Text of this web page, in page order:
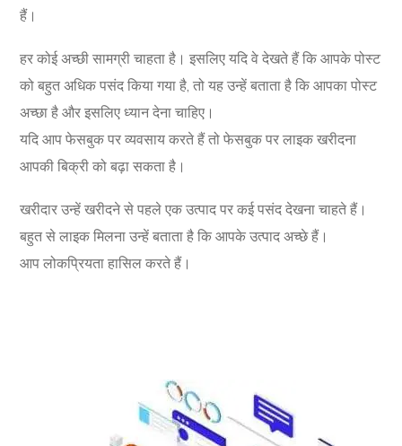
हैं।
हर कोई अच्छी सामग्री चाहता है। इसलिए यदि वे देखते हैं कि आपके पोस्ट
को बहुत अधिक पसंद किया गया है, तो यह उन्हें बताता है कि आपका पोस्ट
अच्छा है और इसलिए ध्यान देना चाहिए।
यदि आप फेसबुक पर व्यवसाय करते हैं तो फेसबुक पर लाइक खरीदना
आपकी बिक्री को बढ़ा सकता है।
खरीदार उन्हें खरीदने से पहले एक उत्पाद पर कई पसंद देखना चाहते हैं।
बहुत से लाइक मिलना उन्हें बताता है कि आपके उत्पाद अच्छे हैं।
आप लोकप्रियता हासिल करते हैं।